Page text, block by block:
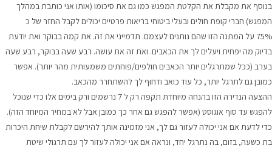
בנוסף את מקבלת את הקלטת המפגש כמו גם את סיכומו (אותו אני כותבת במהלך
המפגש) חברי קופת חולים ובעלי ביטוחי בריאות פרטיים יכולים לקבל החזר של כ
75% על המתנה הזו שהם נותנים לעצמם.
תדמייני את זה. את קמה בבוקר ואת יודעת
בדיוק מה יפחית ויעלים לך את הכאבים. ואת זה את עושה. רבע שעה בבוקר, רבע שעה
בערב (ככל שמתרגלים יותר הכאבים חולפים/פוחתים משמעותית מהר יותר). אפשר
כמובן גם לתרגל יותר, כל עוד כואב ודחוף לך להשתחרר מהכאב.
ההצעה הנדירה הזו בהנחה מיוחדת תקפה רק ל 7 נרשמים ורק בימים אלו כדי שנוכל
להפגש עד סוף אוגוסט (אפשר להפגש גם אחר כך כמובן אבל לא במחיר המיוחד הזה).
כדי לדעת אם אני יכולה לעזור גם לך, אני מזמינה אותך להירשם לקבלת שיחת היכרות
בת כשעה, בזום, בה נתרגל יחד, ונראה אם אני יכולה לעזור לך עם תרגולי שיטת